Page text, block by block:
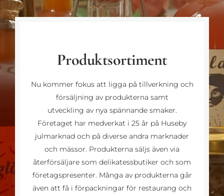
Produktsortiment
Nu kommer fokus att ligga på tillverkning och
försäljning av produkterna samt
utveckling av nya spännande smaker.
Företaget har medverkat i 25 år på Huseby
julmarknad och på diverse andra marknader
och mässor. Produkterna säljs även via
återförsäljare som delikatessbutiker och som
företagspresenter. Många av produkterna går
även att få i förpackningar för restaurang och